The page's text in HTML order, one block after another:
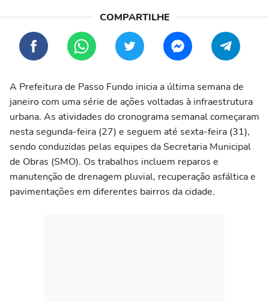
A Prefeitura de Passo Fundo inicia a última semana de
janeiro com uma série de ações voltadas à infraestrutura
urbana. As atividades do cronograma semanal começaram
nesta segunda-feira (27) e seguem até sexta-feira (31),
sendo conduzidas pelas equipes da Secretaria Municipal
de Obras (SMO). Os trabalhos incluem reparos e
manutenção de drenagem pluvial, recuperação asfáltica e
pavimentações em diferentes bairros da cidade.